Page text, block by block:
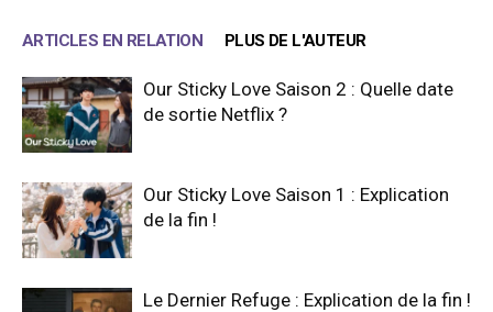
ARTICLES EN RELATION PLUS DE L'AUTEUR
Our Sticky Love Saison 2 : Quelle date
de sortie Netflix ?
Our Sticky Love Saison 1 : Explication
de la fin !
Le Dernier Refuge : Explication de la fin !